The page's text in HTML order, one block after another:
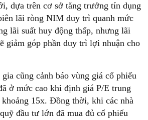
dựa trên cơ sở tăng trưởng tín dụng
lãi ròng NIM duy trì quanh mức
lãi suất huy động thấp, nhưng lãi
giảm góp phần duy trì lợi nhuận cho
cũng cảnh báo vùng giá cổ phiếu
ở mức cao khi định giá P/E trung
khoảng 15x. Đồng thời, khi các nhà
đầu tư lớn đã mua đủ cổ phiếu